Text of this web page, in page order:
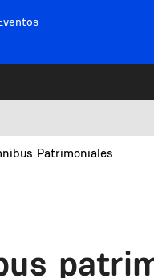
Patrimoniales